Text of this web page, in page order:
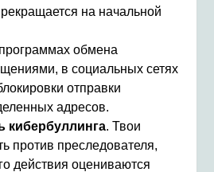
на начальной
обмена
в социальных сетях
отправки
адресов.
кибербуллинга. Твои
против преследователя,
действия оцениваются